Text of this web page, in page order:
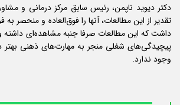
دکتر دیوید ناپمن، رئیس سابق مرکز درمانی و
تقدیر از این مطالعات، آنها را فوق‌العاده و منحصر
داشت که این مطالعات صرفا جنبه مشاهده‌ای داشته و
پیچیدگی‌‌های شغلی منجر به مهارت‌‌های ذهنی بهتر
وجود ندارد.